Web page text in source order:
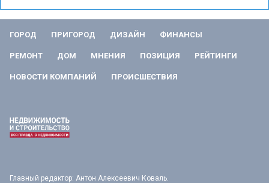
ГОРОД ПРИГОРОД ДИЗАЙН ФИНАНСЫ
РЕМОНТ ДОМ МНЕНИЯ ПОЗИЦИЯ РЕЙТИНГИ
НОВОСТИ КОМПАНИЙ ПРОИСШЕСТВИЯ
Главный редактор: Антон Алексеевич Коваль.